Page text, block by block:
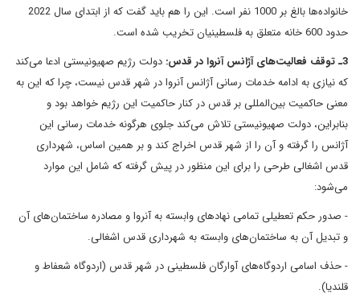
خانواده‌ها بالغ بر 1000 نفر است. این را هم باید گفت که از ابتدای سال 2022
حدود 600 خانه متعلق به فلسطینیان تخریب شده است.
3ـ توقف فعالیت‌های آژانس آنروا در قدس:
دولت رژیم صهیونیستی ادعا می‌کند
که نیازی به ادامه خدمات رسانی آژانس آنروا در شهر قدس نیست، چرا که این به
معنی حاکمیت بین‌المللی بر قدس در کنار حاکمیت این رژیم خواهد بود و
بنابراین، دولت صهیونیستی تلاش می‌کند جلوی هرگونه خدمات رسانی این
آژانس را گرفته و آن را از شهر قدس اخراج کند و بر همین اساس، شهرداری
قدس اشغالی طرحی را برای این منظور در پیش گرفته که شامل این موارد
می‌شود:
- صدور حکم تعطیلی تمامی نهادهای وابسته به آنروا و مصادره ساختمان‌های آن
و تبدیل آن به ساختمان‌های وابسته به شهرداری قدس اشغالی.
- حذف اسامی اردوگاه‌های آوارگان فلسطینی در شهر قدس (اردوگاه شعفاط و
قلندیا).